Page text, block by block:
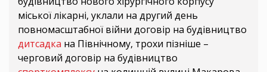
міської лікарні, уклали на другий день
повномасштабної війни договір на будівництво
дитсадка на Північному, трохи пізніше –
черговий договір на будівництво